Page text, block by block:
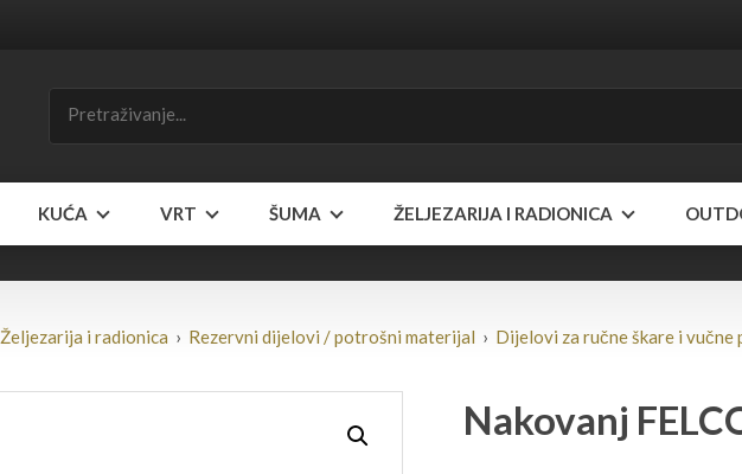
KUĆA VRT ŠUMA ŽELJEZARIJA I RADIONICA
Željezarija i radionica › Rezervni dijelovi / potrošni materijal › Dijelovi za ručne škare i vučne
Nakovanj